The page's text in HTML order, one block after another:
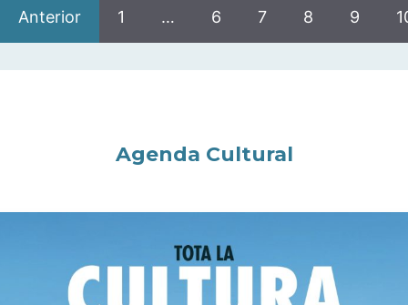
Anterior 1 … 6 7 8 9
Agenda Cultural